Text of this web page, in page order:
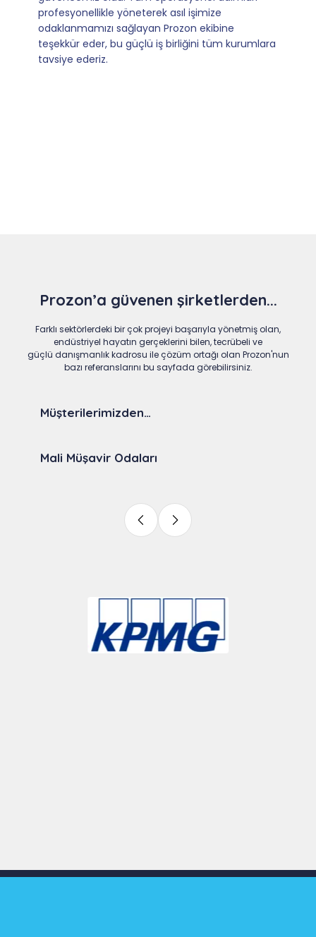
olmaları ve sorularımıza aldığımız hızlı geri
dönüşler.
Prozon’a güvenen şirketlerden...
Farklı sektörlerdeki bir çok projeyi başarıyla yönetmiş olan,
endüstriyel hayatın gerçeklerini bilen, tecrübeli ve
güçlü danışmanlık kadrosu ile çözüm ortağı olan Prozon'nun
bazı referanslarını bu sayfada görebilirsiniz.
Müşterilerimizden…
Mali Müşavir Odaları